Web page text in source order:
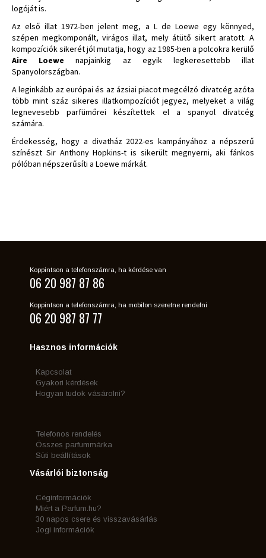
logóját is.
Az első illat 1972-ben jelent meg, a L de Loewe egy könnyed,
szépen megkomponált, virágos illat, mely átütő sikert aratott. A
kompozíciók sikerét jól mutatja, hogy az 1985-ben a polcokra kerülő
Aire Loewe napjainkig az egyik legkeresettebb illat
Spanyolországban.
A leginkább az európai és az ázsiai piacot megcélzó divatcég azóta
több mint száz sikeres illatkompozíciót jegyez, melyeket a világ
legnevesebb parfümőrei készítettek el a spanyol divatcég
számára.
Érdekesség, hogy a divatház 2022-es kampányához a népszerű
színészt Sir Anthony Hopkins-t is sikerült megnyerni, aki fánkos
pólóban népszerűsíti a Loewe márkát.
Koppintson a telefonszámra, ha kérdése van
06 20 987 87 86
Koppintson a telefonszámra, ha mobilon szeretne rendelni
06 20 987 87 77
Hasznos információk
Kapcsolat
Gyakori kérdések
Hogyan tudok vásárolni?
Telefonos rendelés
Összes parfummárka
Süti beállítások
Vásárlói biztonság
Céginformációk
Miért a Parfum.hu?
30 napos csere és visszavásárlás
Jogi információk